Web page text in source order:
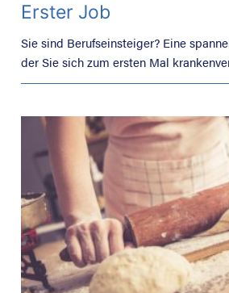
Erster Job
Sie sind Berufseinsteiger? Eine
der Sie sich zum ersten Mal